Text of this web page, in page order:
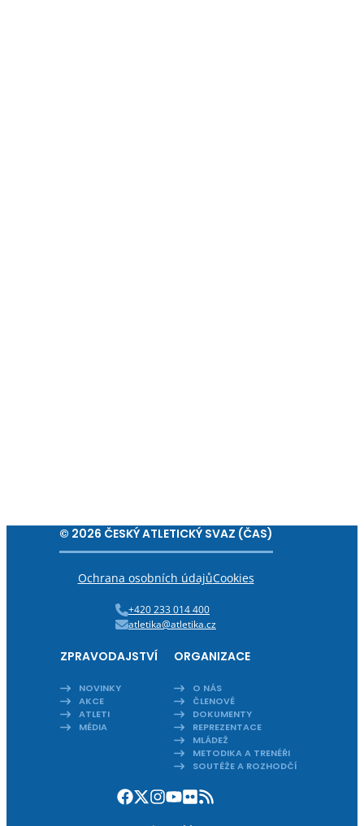
© 2026 ČESKÝ ATLETICKÝ SVAZ (ČAS)
Ochrana osobních údajůCookies
+420 233 014 400
atletika@atletika.cz
ZPRAVODAJSTVÍ
NOVINKY
AKCE
ATLETI
MÉDIA
ORGANIZACE
O NÁS
ČLENOVÉ
DOKUMENTY
REPREZENTACE
MLÁDEŽ
METODIKA A TRENÉŘI
SOUTĚŽE A ROZHODČÍ